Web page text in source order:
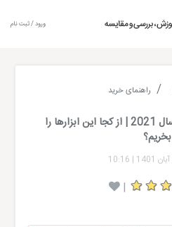
ورود / ثبت نام
راهنمای خرید
برترین ابزار Knipex در سال 2021 | از کجا این ابزارها را
بخریم؟
|
10:16
|